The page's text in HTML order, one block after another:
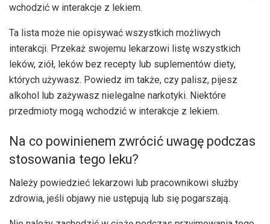
wchodzić w interakcje z lekiem.
Ta lista może nie opisywać wszystkich możliwych
interakcji. Przekaż swojemu lekarzowi listę wszystkich
leków, ziół, leków bez recepty lub suplementów diety,
których używasz. Powiedz im także, czy palisz, pijesz
alkohol lub zażywasz nielegalne narkotyki. Niektóre
przedmioty mogą wchodzić w interakcje z lekiem.
Na co powinienem zwrócić uwagę podczas
stosowania tego leku?
Należy powiedzieć lekarzowi lub pracownikowi służby
zdrowia, jeśli objawy nie ustępują lub się pogarszają.